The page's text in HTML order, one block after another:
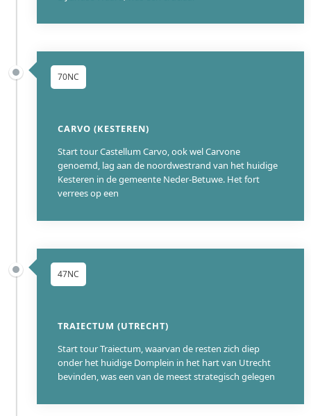
70NC
CARVO (KESTEREN)
Start tour Castellum Carvo, ook wel Carvone
genoemd, lag aan de noordwestrand van het huidige
Kesteren in de gemeente Neder-Betuwe. Het fort
verrees op een
47NC
TRAIECTUM (UTRECHT)
Start tour Traiectum, waarvan de resten zich diep
onder het huidige Domplein in het hart van Utrecht
bevinden, was een van de meest strategisch gelegen